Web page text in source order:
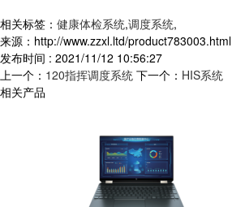
相关标签： 健康体检系统,调度系统,
来源：http://www.zzxl.ltd/product783003.html
发布时间 : 2021/11/12 10:56:27
上一个： 120指挥调度系统 下一个： HIS系统
相关产品